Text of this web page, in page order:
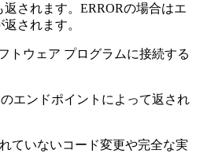
されます。ERRORの場合はエ
されます。
トウェア プログラムに接続する
エンドポイントによって返され
ていないコード変更や完全な実